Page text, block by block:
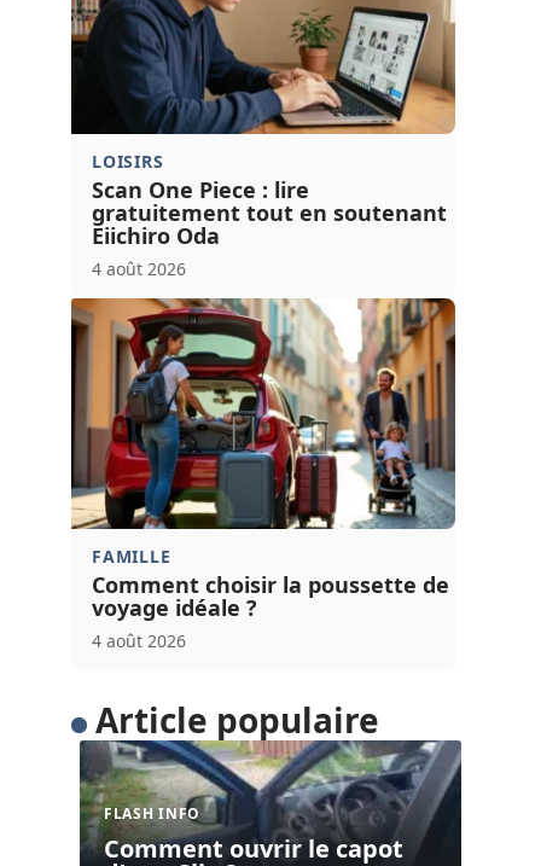
LOISIRS
Scan One Piece : lire
gratuitement tout en soutenant
Eiichiro Oda
4 août 2026
FAMILLE
Comment choisir la poussette de
voyage idéale ?
4 août 2026
Article populaire
FLASH INFO
Comment ouvrir le capot